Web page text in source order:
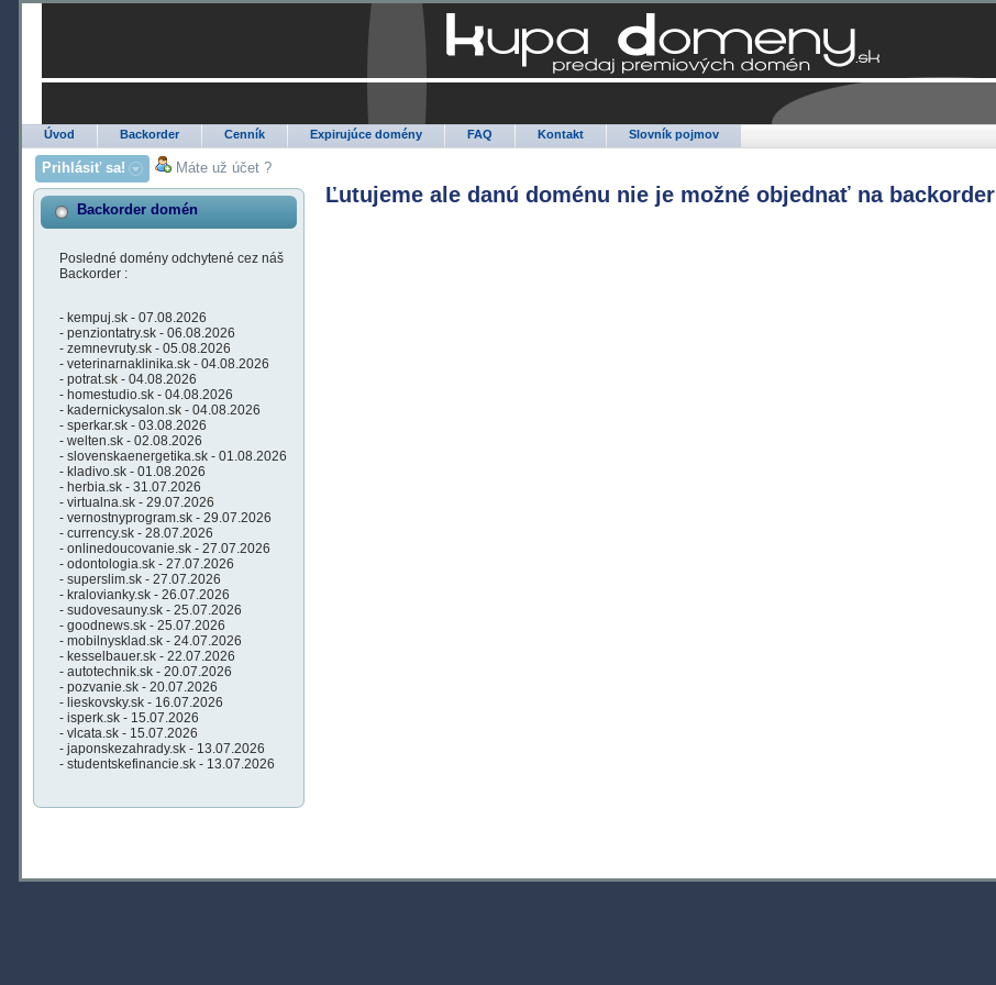
Úvod Backorder Cenník Expirujúce domény FAQ Kontakt Slovník pojmov
Prihlásiť sa! Máte už účet ?
Backorder domén
Posledné domény odchytené cez náš
Backorder :
- kempuj.sk - 07.08.2026
- penziontatry.sk - 06.08.2026
- zemnevruty.sk - 05.08.2026
- veterinarnaklinika.sk - 04.08.2026
- potrat.sk - 04.08.2026
- homestudio.sk - 04.08.2026
- kadernickysalon.sk - 04.08.2026
- sperkar.sk - 03.08.2026
- welten.sk - 02.08.2026
- slovenskaenergetika.sk - 01.08.2026
- kladivo.sk - 01.08.2026
- herbia.sk - 31.07.2026
- virtualna.sk - 29.07.2026
- vernostnyprogram.sk - 29.07.2026
- currency.sk - 28.07.2026
- onlinedoucovanie.sk - 27.07.2026
- odontologia.sk - 27.07.2026
- superslim.sk - 27.07.2026
- kralovianky.sk - 26.07.2026
- sudovesauny.sk - 25.07.2026
- goodnews.sk - 25.07.2026
- mobilnysklad.sk - 24.07.2026
- kesselbauer.sk - 22.07.2026
- autotechnik.sk - 20.07.2026
- pozvanie.sk - 20.07.2026
- lieskovsky.sk - 16.07.2026
- isperk.sk - 15.07.2026
- vlcata.sk - 15.07.2026
- japonskezahrady.sk - 13.07.2026
- studentskefinancie.sk - 13.07.2026
Ľutujeme ale danú doménu nie je možné objednať na backorder